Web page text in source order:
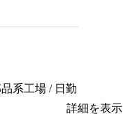
系工場 / 日勤
詳細を表示